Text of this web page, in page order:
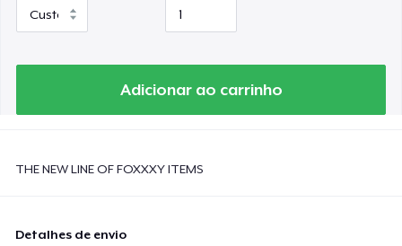
Adicionar ao carrinho
THE NEW LINE OF FOXXXY ITEMS
Detalhes de envio